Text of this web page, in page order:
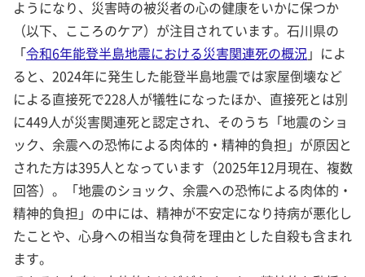
ようになり、災害時の被災者の心の健康をいかに保つか
（以下、こころのケア）が注目されています。石川県の
「令和6年能登半島地震における災害関連死の概況」によ
ると、2024年に発生した能登半島地震では家屋倒壊など
による直接死で228人が犠牲になったほか、直接死とは別
に449人が災害関連死と認定され、そのうち「地震のショ
ック、余震への恐怖による肉体的・精神的負担」が原因と
された方は395人となっています（2025年12月現在、複数
回答）。「地震のショック、余震への恐怖による肉体的・
精神的負担」の中には、精神が不安定になり持病が悪化し
たことや、心身への相当な負荷を理由とした自殺も含まれ
ます。